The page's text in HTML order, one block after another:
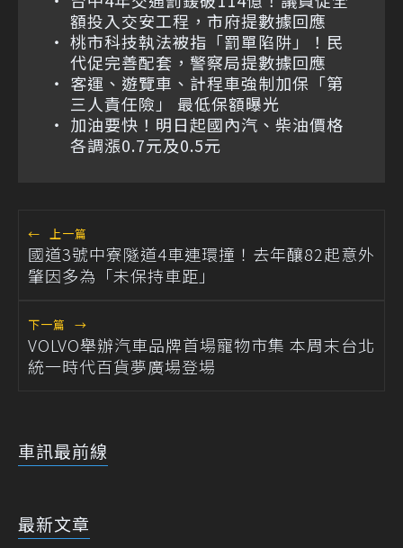
額投入交安工程，市府提數據回應
桃市科技執法被指「罰單陷阱」！民
代促完善配套，警察局提數據回應
客運、遊覽車、計程車強制加保「第
三人責任險」 最低保額曝光
加油要快！明日起國內汽、柴油價格
各調漲0.7元及0.5元
← 上一篇
國道3號中寮隧道4車連環撞！去年釀82起意外
肇因多為「未保持車距」
下一篇 →
VOLVO舉辦汽車品牌首場寵物市集 本周末台北
統一時代百貨夢廣場登場
車訊最前線
最新文章